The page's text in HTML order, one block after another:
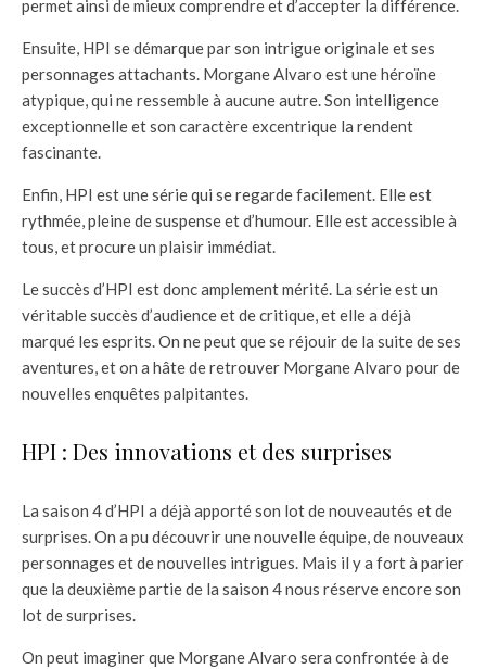
permet ainsi de mieux comprendre et d’accepter la différence.
Ensuite, HPI se démarque par son intrigue originale et ses
personnages attachants. Morgane Alvaro est une héroïne
atypique, qui ne ressemble à aucune autre. Son intelligence
exceptionnelle et son caractère excentrique la rendent
fascinante.
Enfin, HPI est une série qui se regarde facilement. Elle est
rythmée, pleine de suspense et d’humour. Elle est accessible à
tous, et procure un plaisir immédiat.
Le succès d’HPI est donc amplement mérité. La série est un
véritable succès d’audience et de critique, et elle a déjà
marqué les esprits. On ne peut que se réjouir de la suite de ses
aventures, et on a hâte de retrouver Morgane Alvaro pour de
nouvelles enquêtes palpitantes.
HPI : Des innovations et des surprises
La saison 4 d’HPI a déjà apporté son lot de nouveautés et de
surprises. On a pu découvrir une nouvelle équipe, de nouveaux
personnages et de nouvelles intrigues. Mais il y a fort à parier
que la deuxième partie de la saison 4 nous réserve encore son
lot de surprises.
On peut imaginer que Morgane Alvaro sera confrontée à de